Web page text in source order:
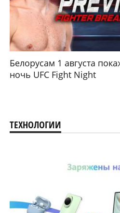
Белорусам 1 августа
ночь UFC Fight Night
ТЕХНОЛОГИИ